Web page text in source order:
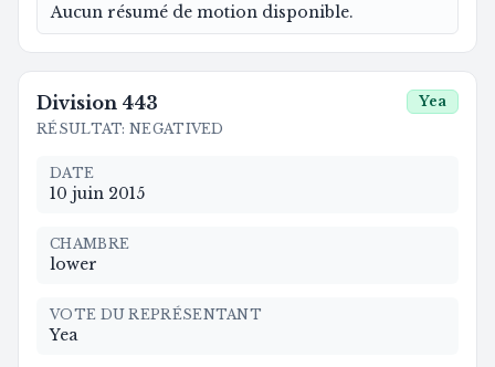
Aucun résumé de motion disponible.
Division 443
RÉSULTAT: NEGATIVED
Yea
DATE
10 juin 2015
CHAMBRE
lower
VOTE DU REPRÉSENTANT
Yea